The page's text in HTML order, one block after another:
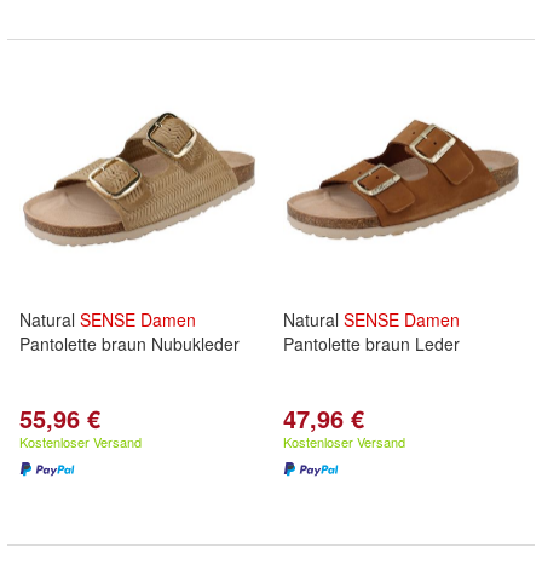
Natural SENSE Damen
Pantolette braun Nubukleder
55,96 €
Kostenloser Versand
Natural SENSE Damen
Pantolette braun Leder
47,96 €
Kostenloser Versand